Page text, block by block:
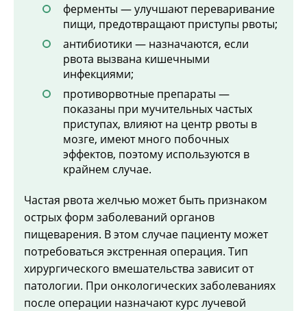
ферменты — улучшают переваривание
пищи, предотвращают приступы рвоты;
антибиотики — назначаются, если
рвота вызвана кишечными
инфекциями;
противорвотные препараты —
показаны при мучительных частых
приступах, влияют на центр рвоты в
мозге, имеют много побочных
эффектов, поэтому используются в
крайнем случае.
Частая рвота желчью может быть признаком
острых форм заболеваний органов
пищеварения. В этом случае пациенту может
потребоваться экстренная операция. Тип
хирургического вмешательства зависит от
патологии. При онкологических заболеваниях
после операции назначают курс лучевой